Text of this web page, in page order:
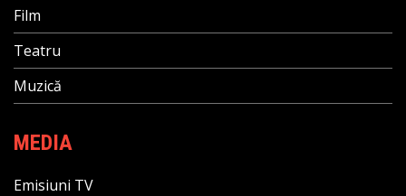
Film
Teatru
Muzică
MEDIA
Emisiuni TV